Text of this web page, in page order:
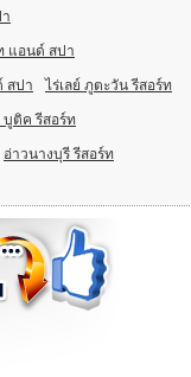
แอนด์ สปา
สปา ไร่เลย์ ภูตะวัน รีสอร์ท
ติค รีสอร์ท
อ่าวนางบุรี รีสอร์ท